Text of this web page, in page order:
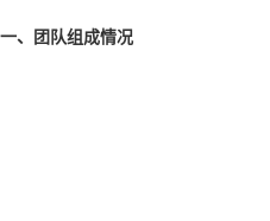
一、 团队组成情况